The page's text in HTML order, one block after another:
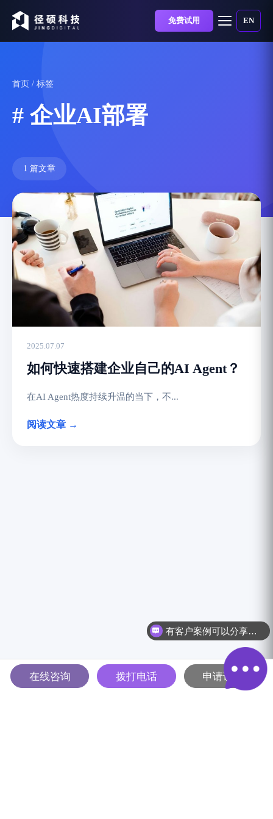
免费试用 EN
首页 / 标签
# 企业AI部署
1 篇文章
2025.07.07
如何快速搭建企业自己的AI Agent？
在AI Agent热度持续升温的当下，不...
阅读文章 →
有客户案例可以分享吗？
在线咨询 拨打电话 申请试用